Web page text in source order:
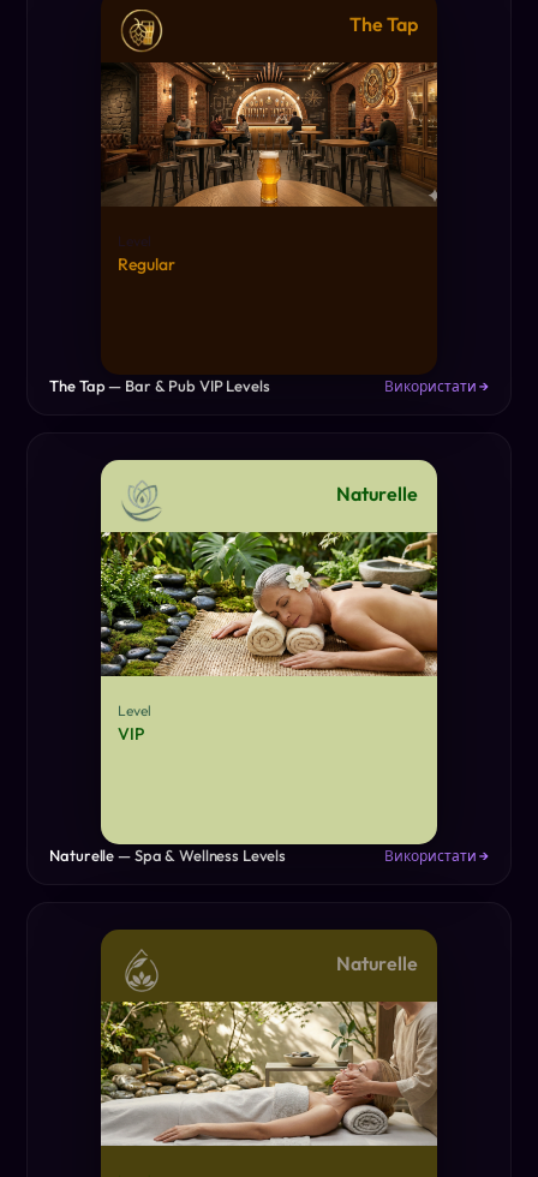
The Tap
Level
Regular
The Tap — Bar & Pub VIP Levels Використати →
Naturelle
Level
VIP
Naturelle — Spa & Wellness Levels Використати →
Naturelle